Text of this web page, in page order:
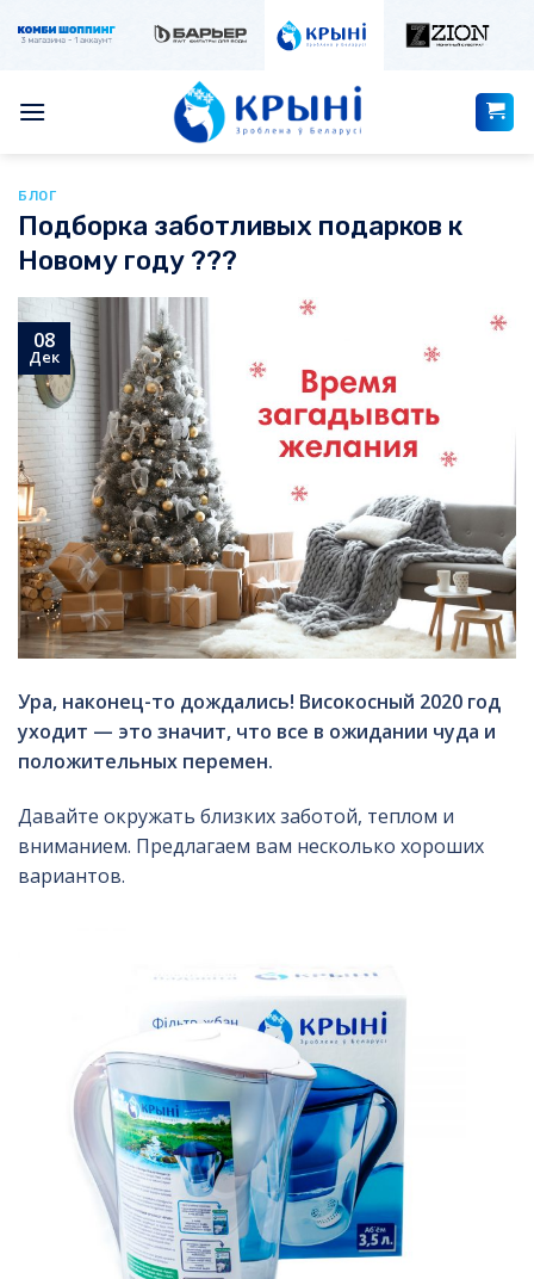
БЛОГ
Подборка заботливых подарков к
Новому году ???
08
Дек
Ура, наконец-то дождались! Високосный 2020 год
уходит — это значит, что все в ожидании чуда и
положительных перемен.
Давайте окружать близких заботой, теплом и
вниманием. Предлагаем вам несколько хороших
вариантов.